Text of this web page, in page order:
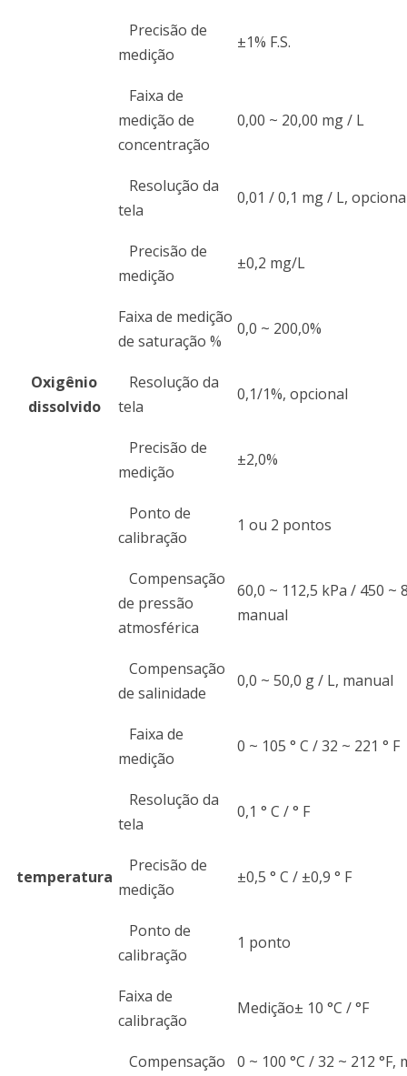
Precisão de
medição
±1% F.S.
Oxigênio
dissolvido
Faixa de
medição de
concentração
0,00 ~ 20,00 mg / L
Resolução da
tela
0,01 / 0,1 mg / L,
Precisão de
medição
±0,2 mg/L
Faixa de medição
de saturação %
0,0 ~ 200,0%
Resolução da
tela
0,1/1%, opcional
Precisão de
medição
±2,0%
Ponto de
calibração
1 ou 2 pontos
Compensação
de pressão
atmosférica
60,0 ~ 112,5 kPa / 450 ~
manual
Compensação
de salinidade
0,0 ~ 50,0 g / L, manual
temperatura
Faixa de
medição
0 ~ 105 ° C / 32 ~ 221 ° F
Resolução da
tela
0,1 ° C / ° F
Precisão de
medição
±0,5 ° C / ±0,9 ° F
Ponto de
calibração
1 ponto
Faixa de
calibração
Medição± 10 °C / °F
Compensação 0 ~ 100 °C / 32 ~ 212 °F,